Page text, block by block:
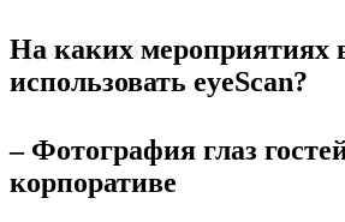
Куда_Подойдёт?
На каких мероприятиях
использовать eyeScan?
– Фотография глаз
корпоративе